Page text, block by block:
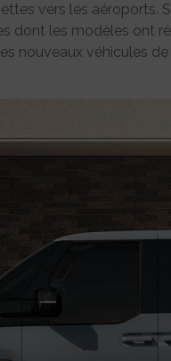
vers les aéroports.
dont les modèles ont
nouveaux véhicules